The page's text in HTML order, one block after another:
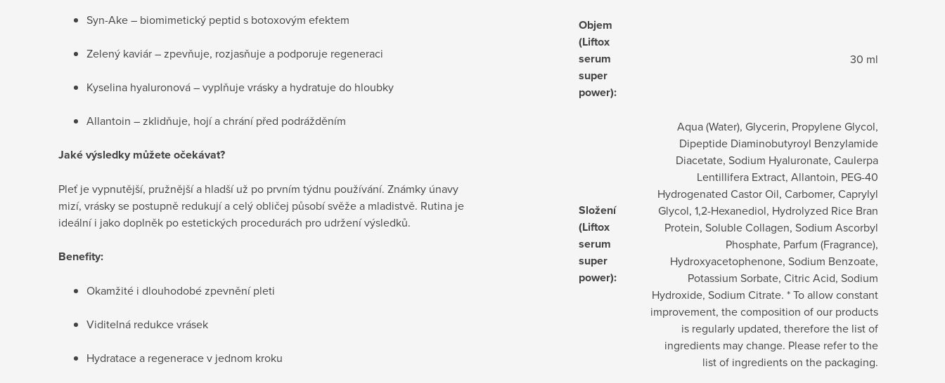
Syn-Ake – biomimetický peptid s botoxovým efektem
Zelený kaviár – zpevňuje, rozjasňuje a podporuje regeneraci
Kyselina hyaluronová – vyplňuje vrásky a hydratuje do hloubky
Allantoin – zklidňuje, hojí a chrání před podrážděním
Jaké výsledky můžete očekávat?
Pleť je vypnutější, pružnější a hladší už po prvním týdnu používání. Známky únavy
mizí, vrásky se postupně redukují a celý obličej působí svěže a mladistvě. Rutina je
ideální i jako doplněk po estetických procedurách pro udržení výsledků.
Benefity:
Okamžité i dlouhodobé zpevnění pleti
Viditelná redukce vrásek
Hydratace a regenerace v jednom kroku
Objem
(Liftox
serum
super
power):
30 ml
Složení
(Liftox
serum
super
power):
Aqua (Water), Glycerin, Propylene Glycol,
Dipeptide Diaminobutyroyl Benzylamide
Diacetate, Sodium Hyaluronate, Caulerpa
Lentillifera Extract, Allantoin, PEG-40
Hydrogenated Castor Oil, Carbomer, Caprylyl
Glycol, 1,2-Hexanediol, Hydrolyzed Rice Bran
Protein, Soluble Collagen, Sodium Ascorbyl
Phosphate, Parfum (Fragrance),
Hydroxyacetophenone, Sodium Benzoate,
Potassium Sorbate, Citric Acid, Sodium
Hydroxide, Sodium Citrate. * To allow constant
improvement, the composition of our products
is regularly updated, therefore the list of
ingredients may change. Please refer to the
list of ingredients on the packaging.